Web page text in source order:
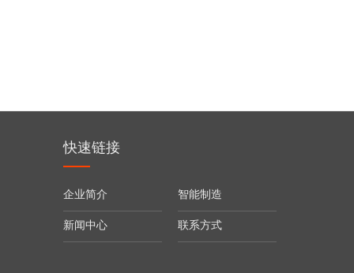
快速链接
企业简介 智能制造
新闻中心 联系方式